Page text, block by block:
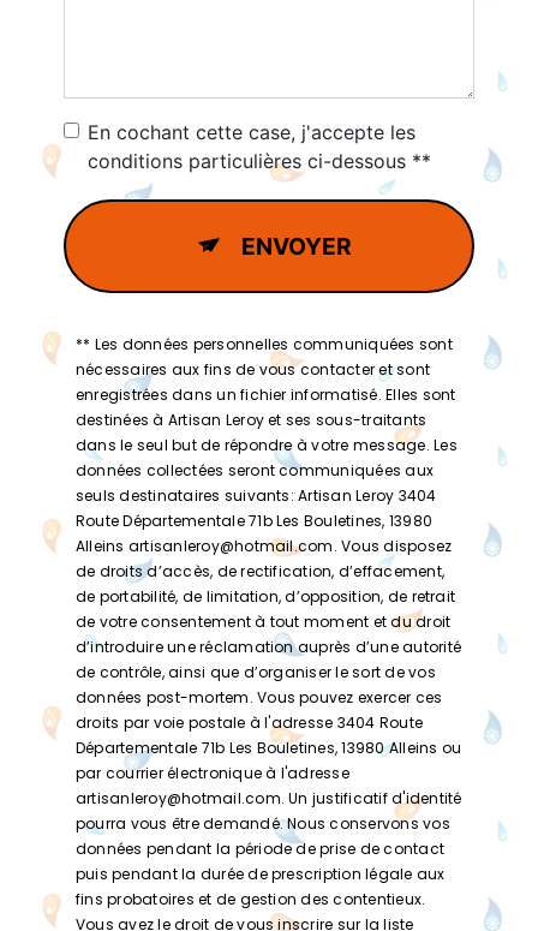
En cochant cette case, j'accepte les
conditions particulières ci-dessous **
ENVOYER
** Les données personnelles communiquées sont
nécessaires aux fins de vous contacter et sont
enregistrées dans un fichier informatisé. Elles sont
destinées à Artisan Leroy et ses sous-traitants
dans le seul but de répondre à votre message. Les
données collectées seront communiquées aux
seuls destinataires suivants: Artisan Leroy 3404
Route Départementale 71b Les Bouletines, 13980
Alleins artisanleroy@hotmail.com. Vous disposez
de droits d’accès, de rectification, d’effacement,
de portabilité, de limitation, d’opposition, de retrait
de votre consentement à tout moment et du droit
d’introduire une réclamation auprès d’une autorité
de contrôle, ainsi que d’organiser le sort de vos
données post-mortem. Vous pouvez exercer ces
droits par voie postale à l'adresse 3404 Route
Départementale 71b Les Bouletines, 13980 Alleins ou
par courrier électronique à l'adresse
artisanleroy@hotmail.com. Un justificatif d'identité
pourra vous être demandé. Nous conservons vos
données pendant la période de prise de contact
puis pendant la durée de prescription légale aux
fins probatoires et de gestion des contentieux.
Vous avez le droit de vous inscrire sur la liste